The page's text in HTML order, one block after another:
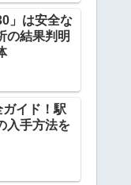
」は安全な
の結果判明
イド！駅
入手方法を